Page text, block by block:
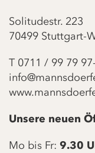
Solitudestr. 223
70499 Stuttgart-
T 0711 / 99 79
Unsere neuen
Mo bis Fr: 9.30